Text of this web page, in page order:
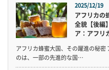
2025/12/19
アフリカの
全貌【後編
ア：アフリ
アフリカ蜂蜜大国、その躍進の秘
のは、一部の先進的な国…